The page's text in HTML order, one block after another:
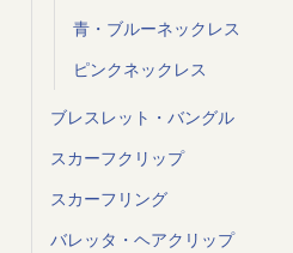
青・ブルーネックレス
ピンクネックレス
ブレスレット・バングル
スカーフクリップ
スカーフリング
バレッタ・ヘアクリップ